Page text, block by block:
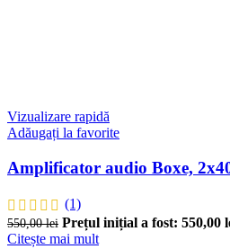
Vizualizare rapidă
Adăugați la favorite
Amplificator audio Boxe,
(1)
550,00lei Prețul inițial a fost: 550,00
Citește mai mult